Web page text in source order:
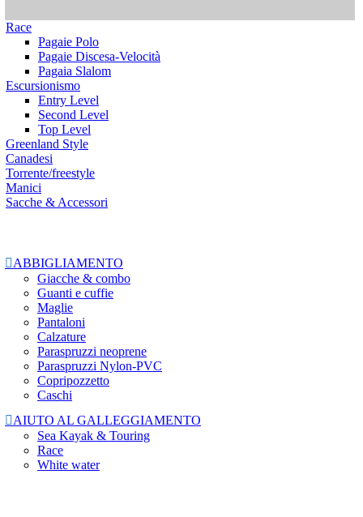
Race
Pagaie Polo
Pagaie Discesa-Velocità
Pagaia Slalom
Escursionismo
Entry Level
Second Level
Top Level
Greenland Style
Canadesi
Torrente/freestyle
Manici
Sacche & Accessori
ABBIGLIAMENTO
Giacche & combo
Guanti e cuffie
Maglie
Pantaloni
Calzature
Paraspruzzi neoprene
Paraspruzzi Nylon-PVC
Copripozzetto
Caschi
AIUTO AL GALLEGGIAMENTO
Sea Kayak & Touring
Race
White water